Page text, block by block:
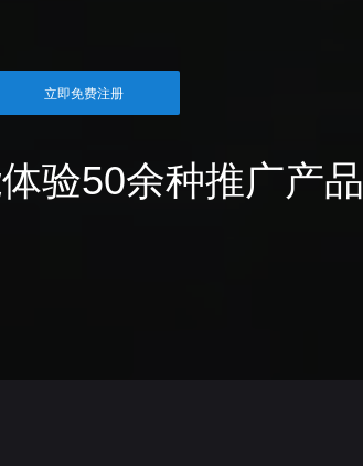
立即免费注册
验50余种推广产品